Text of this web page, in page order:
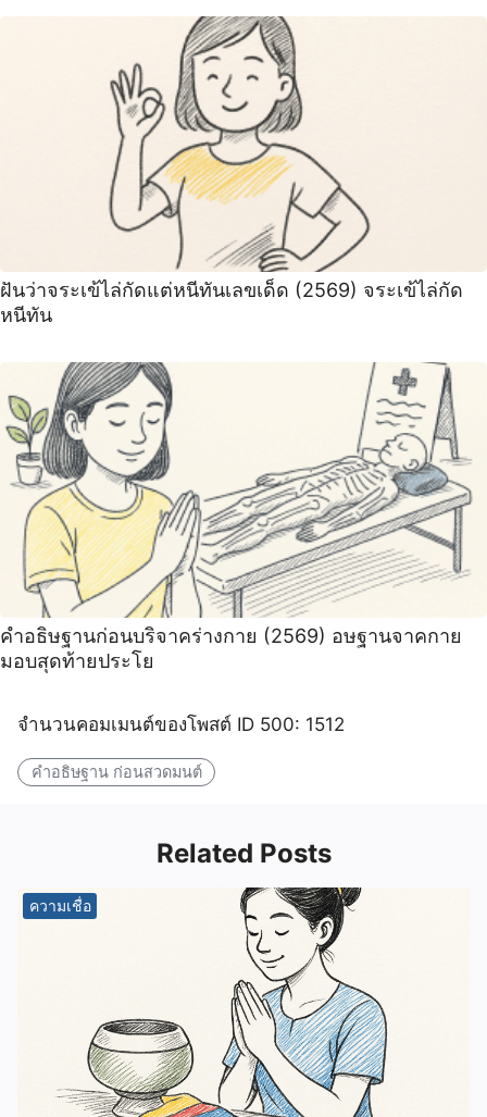
ฝันว่าจระเข้ไล่กัดแต่หนีทันเลขเด็ด (2569) จระเข้ไล่กัด
หนีทัน
คำอธิษฐานก่อนบริจาคร่างกาย (2569) อษฐานจาคกาย
มอบสุดท้ายประโย
จำนวนคอมเมนต์ของโพสต์ ID 500: 1512
คําอธิษฐาน ก่อนสวดมนต์
Related Posts
ความเชื่อ